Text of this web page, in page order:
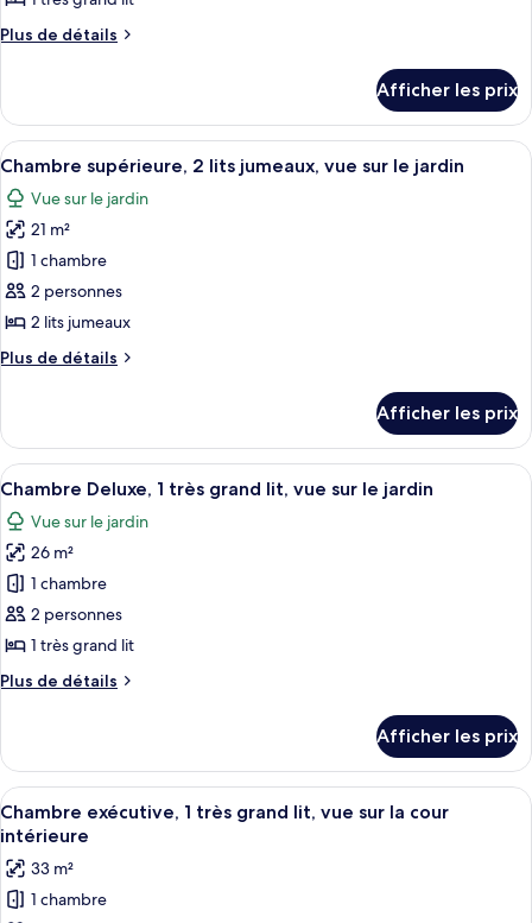
chambre :
très
grand
lit,
vue
sur
le
jardin
Plus de détails
Plus
Chambre
supérieure,
1
très
grand
lit,
vue
sur
le
jardin
Afficher les prix
Afficher
toutes
les
photos
pour
ce
type
chambre :
2
lits
jumeaux,
vue
sur
le
jardin
Chambre supérieure, 2 lits
1
Chambre supérieure, 2 lits jumeaux, vue sur le jardin
Vue sur le jardin
21 m²
1 chambre
2 personnes
2 lits jumeaux
Plus de détails
Plus
Chambre
supérieure,
2
lits
jumeaux,
vue
sur
le
jardin
Afficher les prix
Afficher
toutes
les
photos
pour
ce
type
chambre :
très
grand
lit,
vue
sur
Chambre Deluxe, 1 très grand lit,
2
Chambre Deluxe, 1 très grand lit, vue sur le jardin
Vue sur le jardin
26 m²
1 chambre
2 personnes
1 très grand lit
Plus de détails
Plus
Chambre
Deluxe,
1
très
lit,
vue
sur
Afficher les prix
Afficher
toutes
les
photos
pour
Chambre exécutive, 1 très grand lit,
1
Chambre exécutive, 1 très grand lit, vue sur la cour
intérieure
33 m²
1 chambre